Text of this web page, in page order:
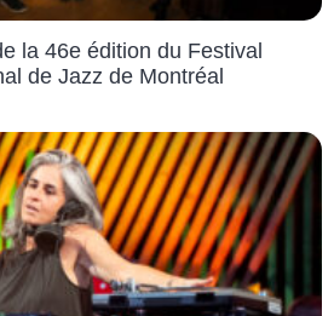
la 46e édition du Festival
de Jazz de Montréal